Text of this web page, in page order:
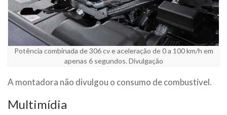
Potência combinada de 306 cv e aceleração de 0 a 100 km/h em
apenas 6 segundos. Divulgação
A montadora não divulgou o consumo de combustível.
Multimídia